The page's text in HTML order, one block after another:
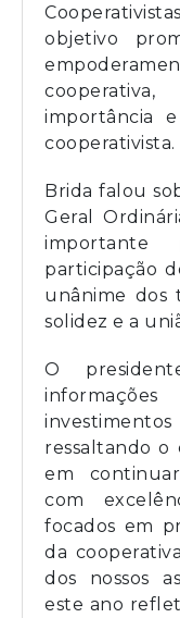
objetivo
importância
cooperativista.
Brida falou
Geral
participação
unânime dos
solidez e a
O
ressaltando o
em
com
focados em
da
dos nossos
este ano